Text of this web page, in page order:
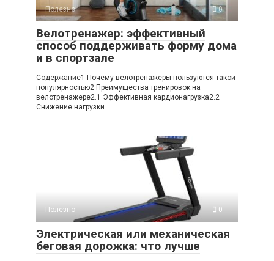
Полезно 0
Велотренажер: эффективный
способ поддерживать форму дома
и в спортзале
Содержание1 Почему велотренажеры пользуются такой
популярностью2 Преимущества тренировок на
велотренажере2.1 Эффективная кардионагрузка2.2
Снижение нагрузки
Полезно 0
Электрическая или механическая
беговая дорожка: что лучше